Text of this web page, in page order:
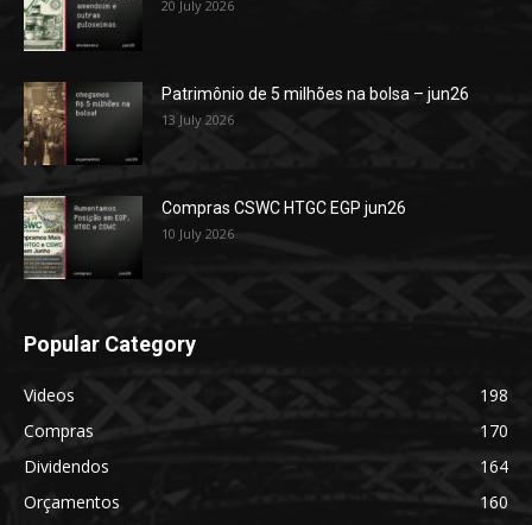
20 July 2026
Patrimônio de 5 milhões na bolsa – jun26
13 July 2026
Compras CSWC HTGC EGP jun26
10 July 2026
Popular Category
Videos
198
Compras
170
Dividendos
164
Orçamentos
160